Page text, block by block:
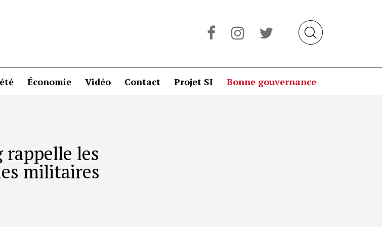
Économie Vidéo Contact Projet SI Bonne gouvernance
les
militaires